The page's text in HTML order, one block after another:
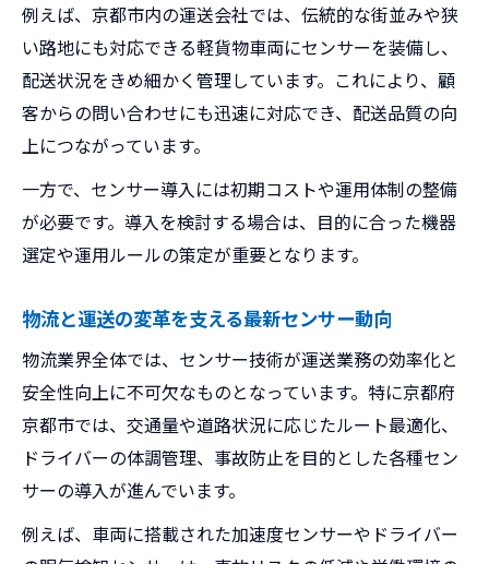
例えば、京都市内の運送会社では、伝統的な街並みや狭
い路地にも対応できる軽貨物車両にセンサーを装備し、
配送状況をきめ細かく管理しています。これにより、顧
客からの問い合わせにも迅速に対応でき、配送品質の向
上につながっています。
一方で、センサー導入には初期コストや運用体制の整備
が必要です。導入を検討する場合は、目的に合った機器
選定や運用ルールの策定が重要となります。
物流と運送の変革を支える最新センサー動向
物流業界全体では、センサー技術が運送業務の効率化と
安全性向上に不可欠なものとなっています。特に京都府
京都市では、交通量や道路状況に応じたルート最適化、
ドライバーの体調管理、事故防止を目的とした各種セン
サーの導入が進んでいます。
例えば、車両に搭載された加速度センサーやドライバー